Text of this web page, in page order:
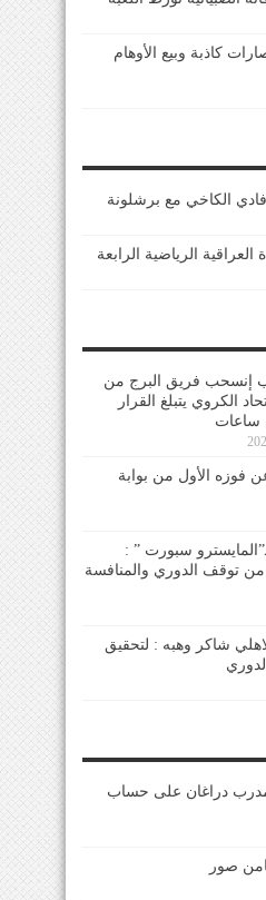
كاذبة وبيع الأوهام
الكاخي مع برشلونة
العراقية الرياضية الرابعة
إنسحب فريق البرج من
الكروي يتبلغ القرار
ساعات
فوزه الأول من بوابة
سبورت ” :
من توقف الدوري والمنافسة
شاكر وهبه : لتحقيق
دراغان على حساب
صور